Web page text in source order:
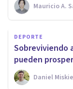
Mauricio A.
DEPORTE
Sobreviviendo
pueden
Daniel